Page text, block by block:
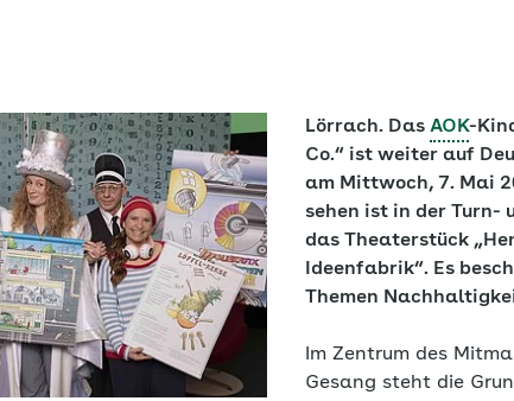
Lörrach. Das AOK-
Co.“ ist weiter auf
am Mittwoch, 7. Mai
sehen ist in der Turn-
das Theaterstück
Ideenfabrik“. Es
Themen
Im Zentrum des
Gesang steht die